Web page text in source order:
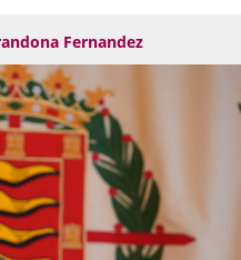
Fernandez